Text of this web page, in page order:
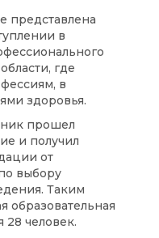
представлена
в
где
в
здоровья.
прошел
и получил
от
выбору
Таким
образовательная
28 человек.